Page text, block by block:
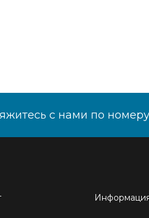
с нами по номеру